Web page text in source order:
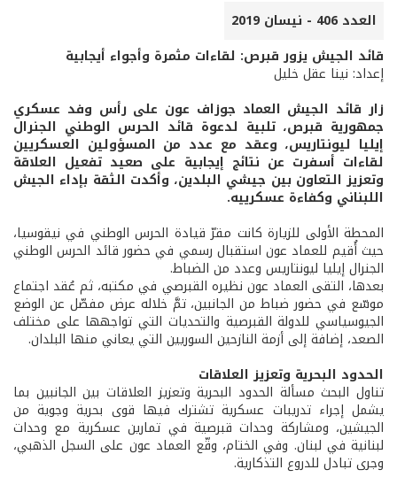
العدد 406 - نيسان 2019
قائد الجيش يزور قبرص: لقاءات مثمرة وأجواء أيجابية
إعداد: نينا عقل خليل
زار قائد الجيش العماد جوزاف عون على رأس وفد عسكري
جمهورية قبرص، تلبية لدعوة قائد الحرس الوطني الجنرال
إيليا ليونتاريس، وعقد مع عدد من المسؤولين العسكريين
لقاءات أسفرت عن نتائج إيجابية على صعيد تفعيل العلاقة
وتعزيز التعاون بين جيشي البلدين، وأكدت الثقة بإداء الجيش
اللبناني وكفاءة عسكرييه.
المحطة الأولى للزيارة كانت مقرّ قيادة الحرس الوطني في نيقوسيا،
حيث أُقيم للعماد عون استقبال رسمي في حضور قائد الحرس الوطني
الجنرال إيليا ليونتاريس وعدد من الضباط.
بعدها، التقى العماد عون نظيره القبرصي في مكتبه، ثم عُقد اجتماع
موسّع في حضور ضباط من الجانبين، تمَّ خلاله عرض مفصّل عن الوضع
الجيوسياسي للدولة القبرصية والتحديات التي تواجهها على مختلف
الصعد، إضافة إلى أزمة النازحين السوريين التي يعاني منها البلدان.
الحدود البحرية وتعزيز العلاقات
تناول البحث مسألة الحدود البحرية وتعزيز العلاقات بين الجانبين بما
يشمل إجراء تدريبات عسكرية تشترك فيها قوى بحرية وجوية من
الجيشين، ومشاركة وحدات قبرصية في تمارين عسكرية مع وحدات
لبنانية في لبنان. وفي الختام، وقّع العماد عون على السجل الذهبي،
وجرى تبادل للدروع التذكارية.